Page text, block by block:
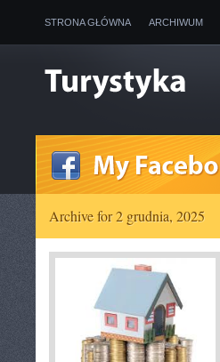
STRONA GŁÓWNA ARCHIWUM
Archive for 2 grudnia, 2025